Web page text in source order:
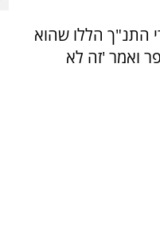
התנ"ך הללו שהוא
ואמר 'זה לא